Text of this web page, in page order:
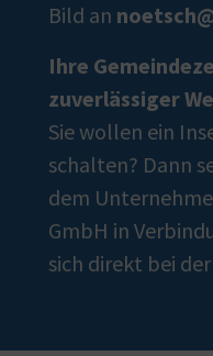
Bild an
Ihre
zuverlässiger
Sie wollen ein
schalten? Dann
dem
GmbH in
sich direkt bei